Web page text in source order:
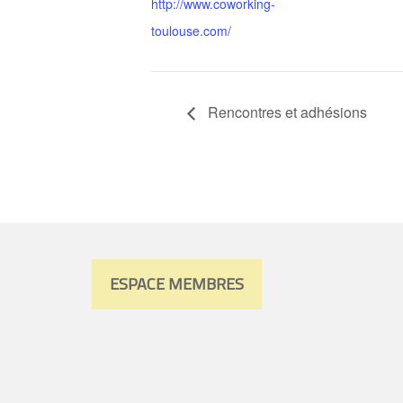
http://www.coworking-
toulouse.com/
Rencontres et adhésions
ESPACE MEMBRES